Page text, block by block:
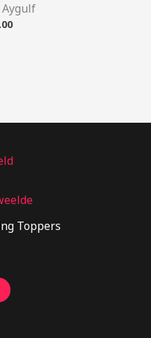
Aygulf
Toppers